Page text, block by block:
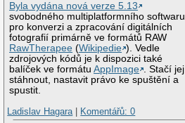
Byla vydána nová verze 5.13
svobodného multiplatformního softwaru
pro konverzi a zpracování digitálních
fotografií primárně ve formátů RAW
RawTherapee (Wikipedie ). Vedle
zdrojových kódů je k dispozici také
balíček ve formátuAppImage . Stačí jej
stáhnout, nastavit právo ke spuštění a
spustit.
Ladislav Hagara| Komentářů: 0